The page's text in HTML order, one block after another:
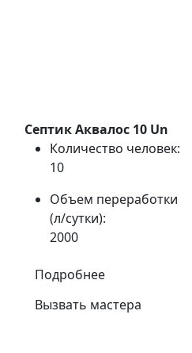
Септик Аквалос 10 Un
Количество человек:
10
Объем переработки
(л/сутки):
2000
Подробнее
Вызвать мастера